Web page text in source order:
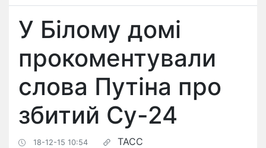
У Білому домі
прокоментували
слова Путіна про
збитий Су-24
18-12-15 10:54 ТАСС